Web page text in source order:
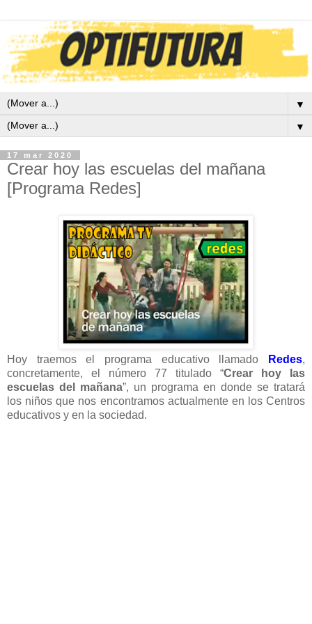
▼
▼
17 mar 2020
Crear hoy las escuelas del mañana
[Programa Redes]
Hoy traemos el programa educativo llamado Redes,
concretamente, el número 77 titulado “Crear hoy las
escuelas del mañana”, un programa en donde se tratará
los niños que nos encontramos actualmente en los Centros
educativos y en la sociedad.